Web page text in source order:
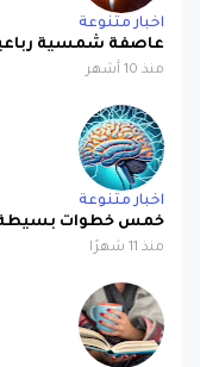
اخبار متنوعة
عاصفة شمسية
منذ 10 أشهر
اخبار متنوعة
خمس خطوات بسيطة
منذ 11 شهرًا